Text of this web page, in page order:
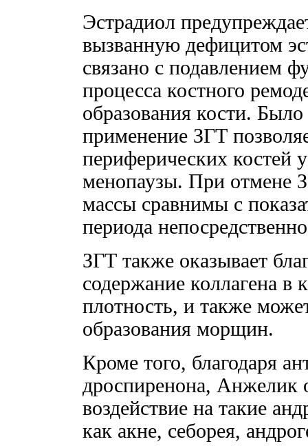
Эстрадиол
вызванную дефицитом
связано с подавлением
процесса костного
образования кости.
применение ЗГТ
периферических костей
менопаузы. При отмене
массы сравнимы с
периода
ЗГТ также оказывает
содержание коллагена в
плотность, и также
образования морщин.
Кроме того, благодаря
дроспиренона, Анжелик
воздействие на такие
как акне, себорея,